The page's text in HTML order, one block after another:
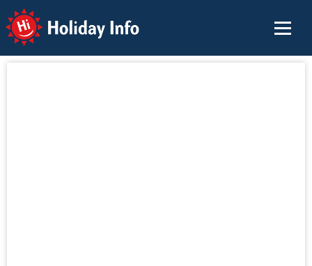
Holiday Info